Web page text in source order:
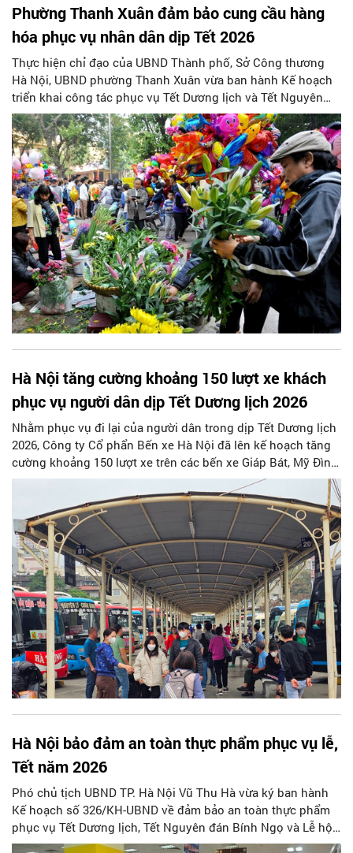
Phường Thanh Xuân đảm bảo cung cầu hàng
hóa phục vụ nhân dân dịp Tết 2026
Thực hiện chỉ đạo của UBND Thành phố, Sở Công thương
Hà Nội, UBND phường Thanh Xuân vừa ban hành Kế hoạch
triển khai công tác phục vụ Tết Dương lịch và Tết Nguyên
đán Bính Ngọ 2026. Trong đó, phường Thanh Xuân nhấn
mạnh việc bảo đảm cân đối cung cầu các mặt hàng phục vụ
nhân dân dịp Tết Dương lịch và Tết Nguyên đán 2026 trên
địa bàn.
Hà Nội tăng cường khoảng 150 lượt xe khách
phục vụ người dân dịp Tết Dương lịch 2026
Nhằm phục vụ đi lại của người dân trong dịp Tết Dương lịch
2026, Công ty Cổ phẩn Bến xe Hà Nội đã lên kế hoạch tăng
cường khoảng 150 lượt xe trên các bến xe Giáp Bát, Mỹ Đình
và Gia Lâm.
Hà Nội bảo đảm an toàn thực phẩm phục vụ lễ,
Tết năm 2026
Phó chủ tịch UBND TP. Hà Nội Vũ Thu Hà vừa ký ban hành
Kế hoạch số 326/KH-UBND về đảm bảo an toàn thực phẩm
phục vụ Tết Dương lịch, Tết Nguyên đán Bính Ngọ và Lễ hội
Xuân năm 2026.